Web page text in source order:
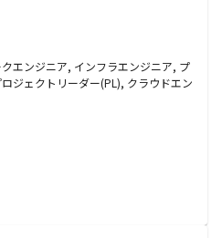
エンジニア, インフラエンジニア, プ
ジェクトリーダー(PL), クラウドエン